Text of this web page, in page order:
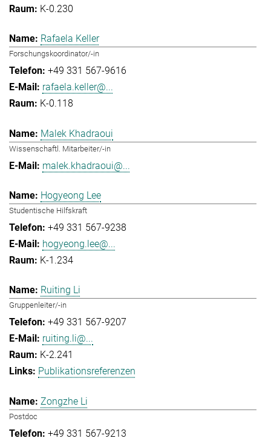
K-0.230
Rafaela Keller
Forschungskoordinator/-in
+49 331 567-9616
rafaela.keller@...
K-0.118
Malek Khadraoui
Wissenschaftl. Mitarbeiter/-in
malek.khadraoui@...
Hogyeong Lee
Studentische Hilfskraft
+49 331 567-9238
hogyeong.lee@...
K-1.234
Ruiting Li
Gruppenleiter/-in
+49 331 567-9207
ruiting.li@...
K-2.241
Publikationsreferenzen
Zongzhe Li
Postdoc
+49 331 567-9213